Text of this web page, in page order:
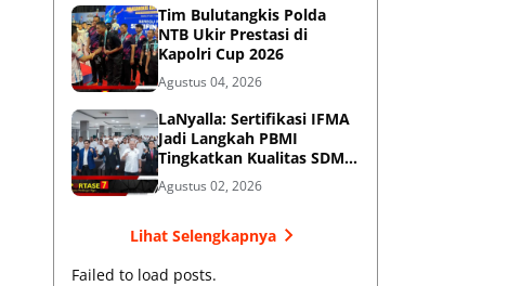
Tim Bulutangkis Polda
NTB Ukir Prestasi di
Kapolri Cup 2026
Agustus 04, 2026
LaNyalla: Sertifikasi IFMA
Jadi Langkah PBMI
Tingkatkan Kualitas SDM
Muaythai
Agustus 02, 2026
Lihat Selengkapnya
Failed to load posts.